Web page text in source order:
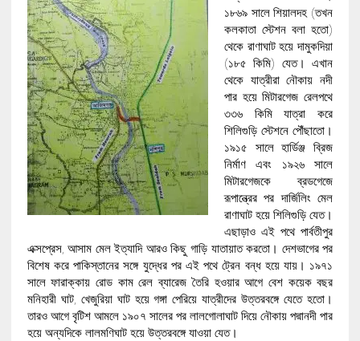
১৮৬৯ সালে শিয়ালদহ (তখন
কলকাতা স্টেশন বলা হতো)
থেকে রাণাঘাট হয়ে দামুকদিয়া
(১৮৫ কিমি) যেত। এখান
থেকে যাত্রীরা নৌকায় নদী
পার হয়ে মিটারগেজ রেলপথে
৩৩৬ কিমি যাত্রা করে
শিলিগুড়ি স্টেশনে পৌঁছাতো।
১৯১৫ সালে হার্ডিঞ্জ ব্রিজ
নির্মাণ এবং ১৯২৬ সালে
মিটারগেজকে ব্রডগেজে
রূপান্ত্রের পর দার্জিলিং মেল
রাণাঘাট হয়ে শিলিগুড়ি যেত।
এছাড়াও এই পথে পার্বতীপুর
এক্সপ্রেস, আসাম মেল ইত্যাদি আরও কিছু গাড়ি যাতায়াত করতো। দেশভাগের পর
বিশেষ করে পাকিস্তানের সঙ্গে যুদ্ধের পর এই পথে ট্রেন বন্ধ হয়ে যায়। ১৯৭১
সালে ফারাক্কায় রোড কাম রেল ব্যারেজ তৈরি হওয়ার আগে বেশ কয়েক বছর
মনিহারী ঘাট, খেজুরিয়া ঘাট হয়ে গঙ্গা পেরিয়ে যাত্রীদের উত্তরবঙ্গে যেতে হতো।
তারও আগে বৃটিশ আমলে ১৯০৭ সালের পর লালগোলাঘাট দিয়ে নৌকায় পদ্মানদী পার
হয়ে অন্যদিকে লালমণিঘাট হয়ে উত্তরবঙ্গে যাওয়া যেত।